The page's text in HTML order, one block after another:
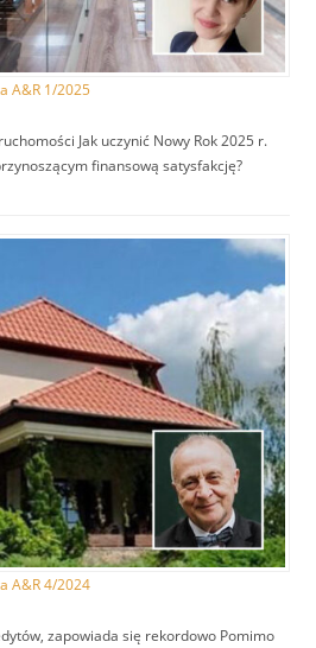
A&R 1/2025
Jak uczynić Nowy Rok 2025 r.
finansową satysfakcję?
A&R 4/2024
zapowiada się rekordowo Pomimo